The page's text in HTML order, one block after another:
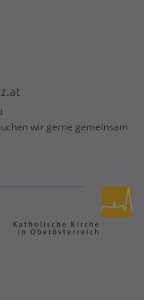
wir gerne gemeinsam